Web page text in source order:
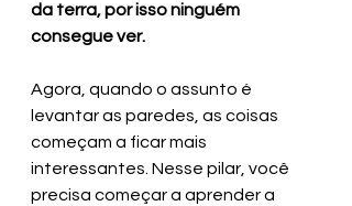
da terra, por isso ninguém
consegue ver.
Agora, quando o assunto é
levantar as paredes, as coisas
começam a ficar mais
interessantes. Nesse pilar, você
precisa começar a aprender a